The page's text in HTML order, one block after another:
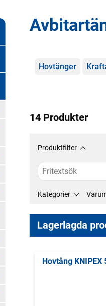
Kategorier
Hovtänger
14 Produkter
Produktfilter
Kategorier
Lagerlagda
Hovtång KNIPEX